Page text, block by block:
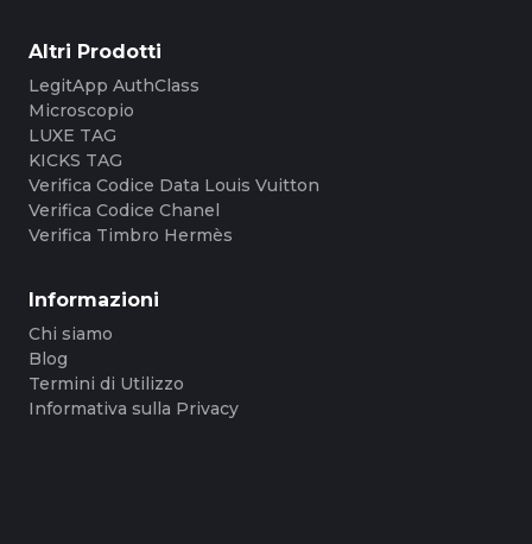
Altri Prodotti
LegitApp AuthClass
Microscopio
LUXE TAG
KICKS TAG
Verifica Codice Data Louis Vuitton
Verifica Codice Chanel
Verifica Timbro Hermès
Informazioni
Chi siamo
Blog
Termini di Utilizzo
Informativa sulla Privacy